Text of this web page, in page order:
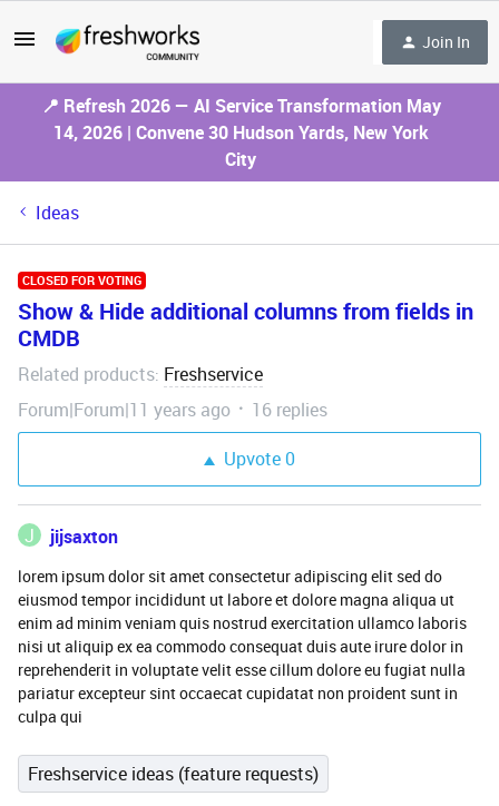
Join In
📍 Refresh 2026 — AI Service Transformation May
14, 2026 | Convene 30 Hudson Yards, New York
City
Ideas
CLOSED FOR VOTING
Show & Hide additional columns from fields in
CMDB
Related products: Freshservice
Forum|Forum|11 years ago
16 replies
Upvote0
J jijsaxton
lorem ipsum dolor sit amet consectetur adipiscing elit sed do
eiusmod tempor incididunt ut labore et dolore magna aliqua ut
enim ad minim veniam quis nostrud exercitation ullamco laboris
nisi ut aliquip ex ea commodo consequat duis aute irure dolor in
reprehenderit in voluptate velit esse cillum dolore eu fugiat nulla
pariatur excepteur sint occaecat cupidatat non proident sunt in
culpa qui
Freshservice ideas (feature requests)